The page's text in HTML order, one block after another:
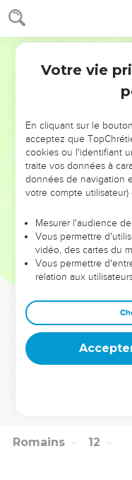
Romains 11
30 De même que vous
par leur désobéissance
miséricorde,
de même ils ont
miséricorde, eux aussi
Car Dieu a enfermé
désobéissance, pour
La grandeur
O profondeur de la
connaissance de Dieu !
et ses voies
Qui a connu la
conseiller ?
retour ?
Tout est de lui, par lui
les siècles. Amen !
© Société biblique française –
Romains 12
Votre vie
En cliquant sur le
acceptez que
cookies ou l'identifiant
traite vos données à
données de navigation
votre compte utilisateur)
Mesurer l'audience
Vous permettre
vidéo, des cartes du
Vous permettre
relation aux